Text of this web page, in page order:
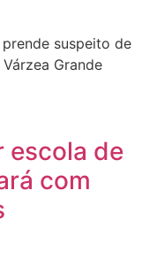
suspeito de
Grande
escola de
com